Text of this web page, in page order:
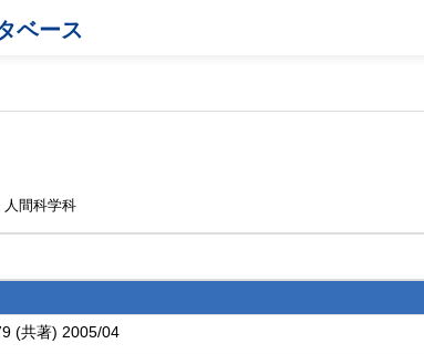
ベース
人間科学科
(共著) 2005/04